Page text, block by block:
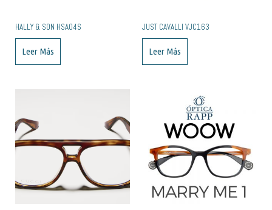
HALLY & SON HSA04S
Leer Más
JUST CAVALLI VJC163
Leer Más